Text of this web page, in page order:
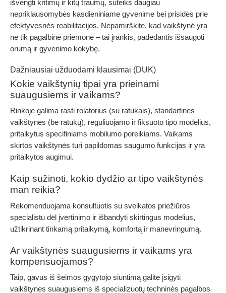
išvengti kritimų ir kitų traumų, suteiks daugiau
nepriklausomybės kasdieniniame gyvenime bei prisidės prie
efektyvesnės reabilitacijos. Nepamirškite, kad vaikštynė yra
ne tik pagalbinė priemonė – tai įrankis, padedantis išsaugoti
orumą ir gyvenimo kokybę.
Dažniausiai užduodami klausimai (DUK)
Kokie vaikštynių tipai yra prieinami
suaugusiems ir vaikams?
Rinkoje galima rasti rolatorius (su ratukais), standartines
vaikštynes (be ratukų), reguliuojamo ir fiksuoto tipo modelius,
pritaikytus specifiniams mobilumo poreikiams. Vaikams
skirtos vaikštynės turi papildomas saugumo funkcijas ir yra
pritaikytos augimui.
Kaip sužinoti, kokio dydžio ar tipo vaikštynės
man reikia?
Rekomenduojama konsultuotis su sveikatos priežiūros
specialistu dėl įvertinimo ir išbandyti skirtingus modelius,
užtikrinant tinkamą pritaikymą, komfortą ir manevringumą.
Ar vaikštynės suaugusiems ir vaikams yra
kompensuojamos?
Taip, gavus iš šeimos gygytojo siuntimą galite įsigyti
vaikštynes suaugusiems iš specializuotų techninės pagalbos